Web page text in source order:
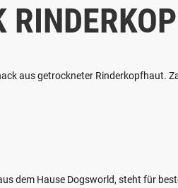
aus getrockneter Rinderkopfhaut.
dem Hause Dogsworld, steht für